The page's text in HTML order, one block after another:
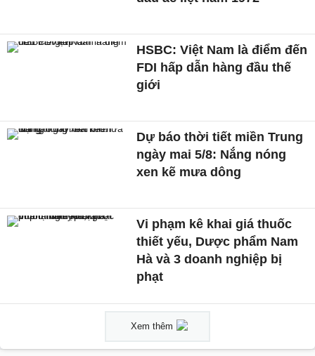
HSBC: Việt Nam là điểm đến
FDI hấp dẫn hàng đầu thế
giới
Dự báo thời tiết miền Trung
ngày mai 5/8: Nắng nóng
xen kẽ mưa dông
Vi phạm kê khai giá thuốc
thiết yếu, Dược phẩm Nam
Hà và 3 doanh nghiệp bị
phạt
Xem thêm